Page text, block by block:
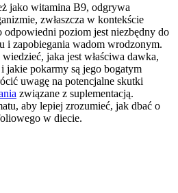
jako witamina B9, odgrywa
zwłaszcza w kontekście
poziom jest niezbędny do
i zapobiegania wadom wrodzonym.
jaka jest właściwa dawka,
jakie pokarmy są jego bogatym
uwagę na potencjalne skutki
związane z suplementacją.
aby lepiej zrozumieć, jak dbać o
w diecie.